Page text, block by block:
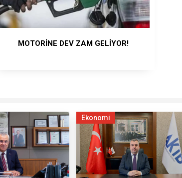
MOTORİNE DEV ZAM GELİYOR!
Ekonomi